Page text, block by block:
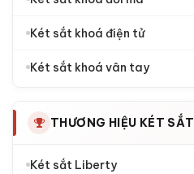
Két sắt khoá điện tử
Két sắt khoá vân tay
THƯƠNG HIỆU KÉT SẮT
Két sắt Liberty